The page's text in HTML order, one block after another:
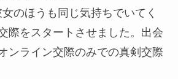
のほうも同じ気持ちでいてく
際をスタートさせました。出会
ンライン交際のみでの真剣交際